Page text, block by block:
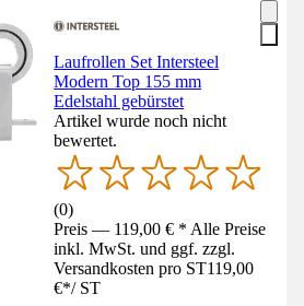
Laufrollen Set Intersteel
Modern Top 155 mm
Edelstahl gebürstet
Artikel wurde noch nicht
bewertet.
(0)
Preis — 119,00 € * Alle Preise
inkl. MwSt. und ggf. zzgl.
Versandkosten pro ST119,00
€*/ ST